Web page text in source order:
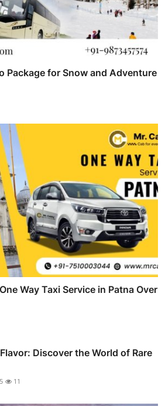
Package for Snow and Adventure
Way Taxi Service in Patna Over
Discover the World of Rare
11